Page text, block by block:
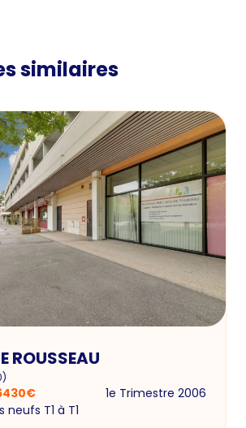
similaires
ROUSSEAU
)
€
1e Trimestre 2006
T1 à T1